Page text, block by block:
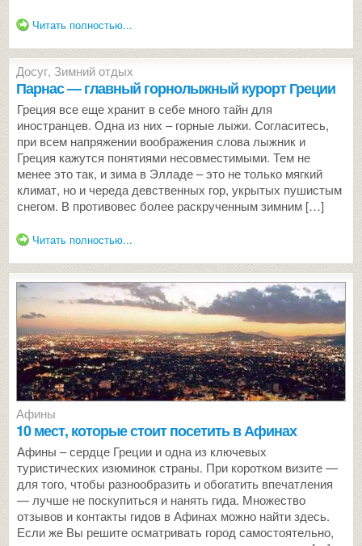
Читать полностью...
Досуг, Зимний отдых
Парнас — главный горнолыжный курорт Греции
Греция все еще хранит в себе много тайн для
иностранцев. Одна из них – горные лыжи. Согласитесь,
при всем напряжении воображения слова лыжник и
Греция кажутся понятиями несовместимыми. Тем не
менее это так, и зима в Элладе – это не только мягкий
климат, но и череда девственных гор, укрытых пушистым
снегом. В противовес более раскрученным зимним […]
Читать полностью...
Афины
10 мест, которые стоит посетить в Афинах
Афины – сердце Греции и одна из ключевых
туристических изюминок страны. При коротком визите —
для того, чтобы разнообразить и обогатить впечатления
— лучше не поскупиться и нанять гида. Множество
отзывов и контакты гидов в Афинах можно найти здесь.
Если же Вы решите осматривать город самостоятельно,